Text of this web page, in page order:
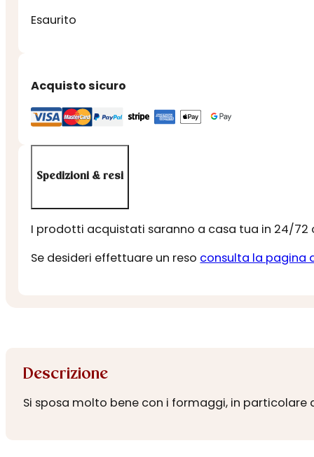
Esaurito
Acquisto sicuro
Spedizioni & resi
I prodotti acquistati saranno a casa tua in 24/72
Se desideri effettuare un reso consulta la pagina
Descrizione
Si sposa molto bene con i formaggi, in